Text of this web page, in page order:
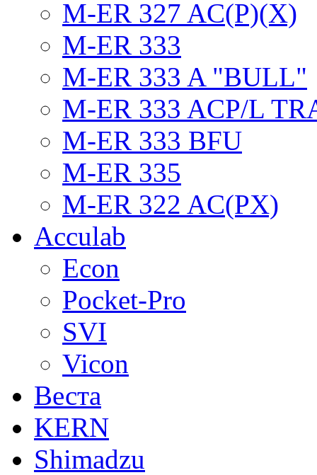
M-ER 327 AC(P)(X)
M-ER 333
M-ER 333 A "BULL"
M-ER 333 ACP/L
M-ER 333 BFU
M-ER 335
M-ER 322 AC(PX)
Acculab
Econ
Pocket-Pro
SVI
Vicon
Веста
KERN
Shimadzu